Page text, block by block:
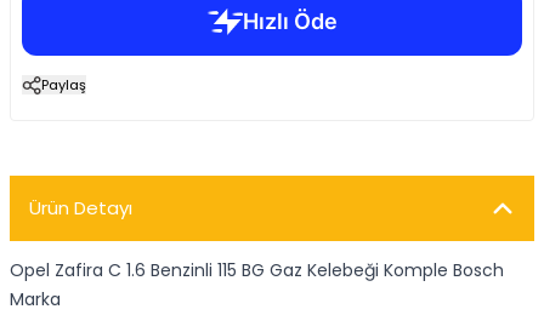
Paylaş
Ürün Detayı
Opel Zafira C 1.6 Benzinli 115 BG Gaz Kelebeği Komple Bosch
Marka